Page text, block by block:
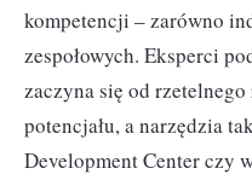
kompetencji – zarówno
zespołowych. Eksperci
zaczyna się od
potencjału, a narzędzia
Development Center czy